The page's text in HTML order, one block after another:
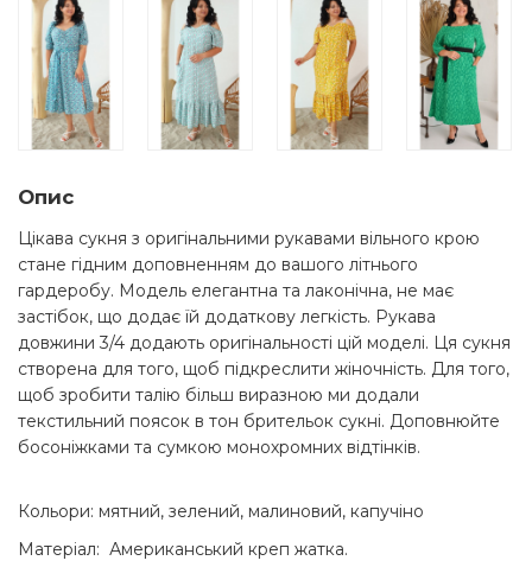
Опис
Цікава сукня з оригінальними рукавами вільного крою
стане гідним доповненням до вашого літнього
гардеробу. Модель елегантна та лаконічна, не має
застібок, що додає їй додаткову легкість. Рукава
довжини 3/4 додають оригінальності цій моделі. Ця сукня
створена для того, щоб підкреслити жіночність. Для того,
щоб зробити талію більш виразною ми додали
текстильний поясок в тон брительок сукні. Доповнюйте
босоніжками та сумкою монохромних відтінків.
Кольори: мятний, зелений, малиновий, капучіно
Матеріал: Американський креп жатка.